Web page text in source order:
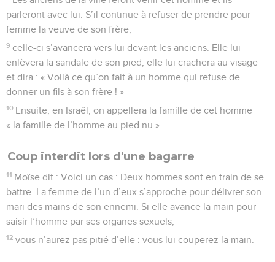
parleront avec lui. S’il continue à refuser de prendre pour
femme la veuve de son frère,
9 celle-ci s’avancera vers lui devant les anciens. Elle lui
enlèvera la sandale de son pied, elle lui crachera au visage
et dira : « Voilà ce qu’on fait à un homme qui refuse de
donner un fils à son frère ! »
10 Ensuite, en Israël, on appellera la famille de cet homme
« la famille de l’homme au pied nu ».
Coup interdit lors d'une bagarre
11 Moïse dit : Voici un cas : Deux hommes sont en train de se
battre. La femme de l’un d’eux s’approche pour délivrer son
mari des mains de son ennemi. Si elle avance la main pour
saisir l’homme par ses organes sexuels,
12 vous n’aurez pas pitié d’elle : vous lui couperez la main.